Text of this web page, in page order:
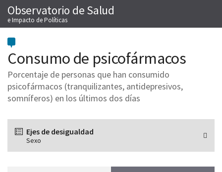
Saltar
al
contenido
Observatorio de Salud
e Impacto de Políticas
Consumo de psicofármacos
Porcentaje de personas que han consumido
psicofármacos (tranquilizantes, antidepresivos,
somníferos) en los últimos dos días
Ejes de desigualdad
Sexo